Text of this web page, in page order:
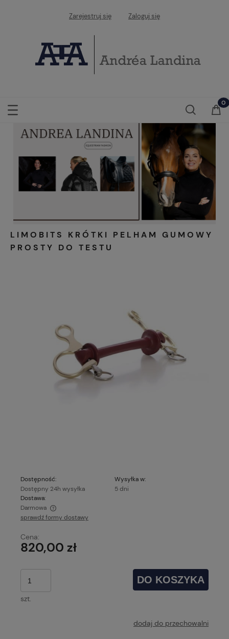
Zarejestruj się Zaloguj się
LIMOBITS KRÓTKI PELHAM GUMOWY
PROSTY DO TESTU
Dostępność:
Dostępny 24h wysyłka
Wysyłka w:
5 dni
Dostawa:
Darmowa
Cena nie zawiera ewentualnych kosztów płatności
sprawdź formy dostawy
Cena:
820,00 zł
szt.
DO KOSZYKA
dodaj do przechowalni